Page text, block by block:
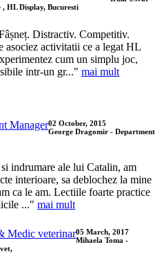
HL Display, Bucuresti
Distractiv. Competitiv.
asociez activitatii ce a legat HL
cum un simplu joc,
intr-un gr..." mai mult
02 October, 2015
George Dragomir - Department
indrumare ale lui Catalin, am
interioare, sa deblochez la mine
ca le am. Lectiile foarte practice
..." mai mult
05 March, 2017
Mihaela Toma -